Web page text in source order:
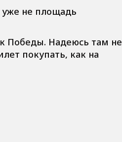
уже не площадь
Победы. Надеюсь там не
покупать, как на